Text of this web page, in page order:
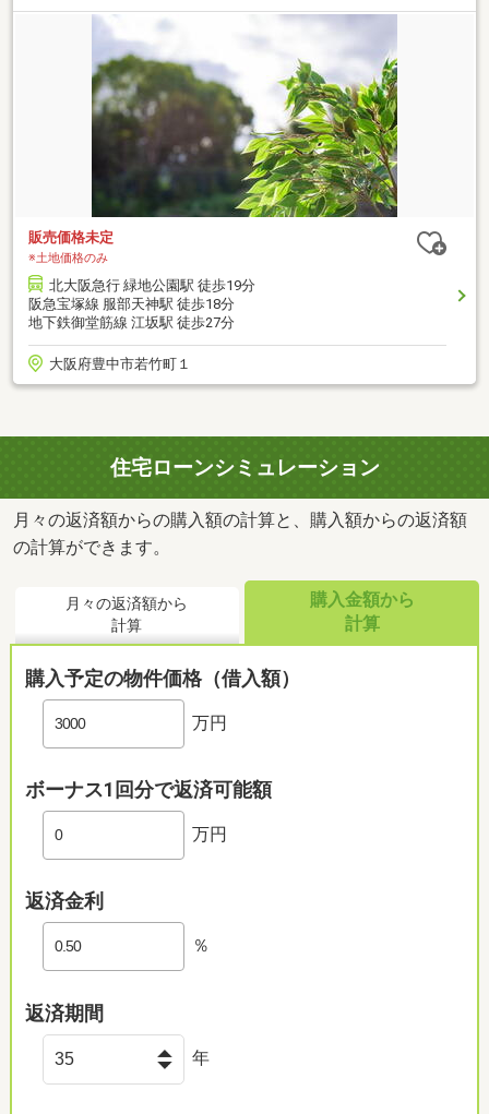
販売価格未定
※土地価格のみ
北大阪急行 緑地公園駅 徒歩19分
阪急宝塚線 服部天神駅 徒歩18分
地下鉄御堂筋線 江坂駅 徒歩27分
大阪府豊中市若竹町１
住宅ローンシミュレーション
月々の返済額からの購入額の計算と、購入額からの返済額
の計算ができます。
月々の返済額から
計算
購入金額から
計算
購入予定の物件価格（借入額）
万円
ボーナス1回分で返済可能額
万円
返済金利
％
返済期間
年